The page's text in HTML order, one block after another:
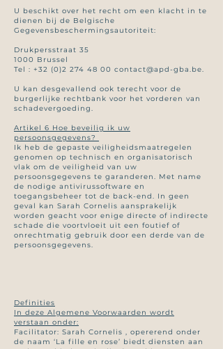
U beschikt over het recht om een klacht in te
dienen bij de Belgische
Gegevensbeschermingsautoriteit:
Drukpersstraat 35
1000 Brussel
Tel : +32 (0)2 274 48 00 contact@apd-gba.be.
U kan desgevallend ook terecht voor de
burgerlijke rechtbank voor het vorderen van
schadevergoeding.
Artikel 6 Hoe beveilig ik uw
persoonsgegevens?
I k heb de gepaste veiligheidsmaatregelen
genomen op technisch en organisatorisch
vlak om de veiligheid van uw
persoonsgegevens te garanderen. Met name
de nodige antivirussoftware en
toegangsbeheer tot de back-end. In geen
geval kan Sarah Cornelis aansprakelijk
worden geacht voor enige directe of indirecte
schade die voortvloeit uit een foutief of
onrechtmatig gebruik door een derde van de
persoonsgegevens.
Definities
In deze Algemene Voorwaarden wordt
verstaan onder:
Facilitator: Sarah Cornelis , opererend onder
de naam ‘La fille en rose’ biedt diensten aan